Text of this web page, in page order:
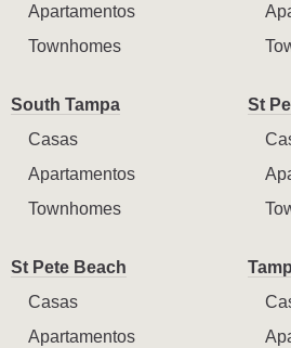
Apartamentos
Townhomes
South Tampa
Casas
Apartamentos
Townhomes
St
St Pete Beach
Casas
Apartamentos